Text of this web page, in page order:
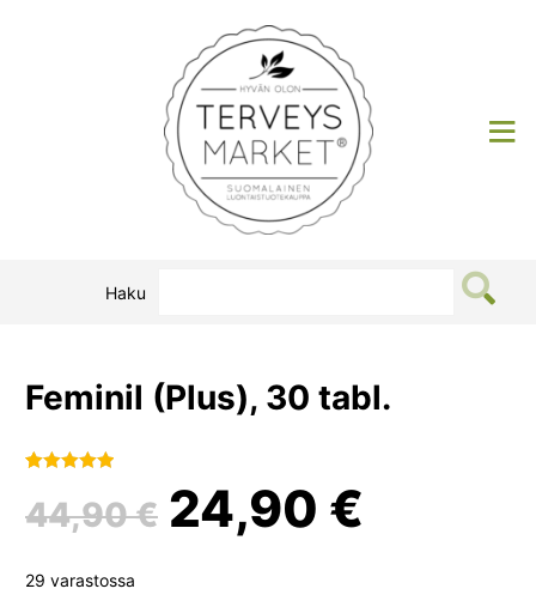
Terveysmarket
Haku
Feminil (Plus), 30 tabl.
5:stä
perustuen
arvotukseen.
44,90€ Alkuperäinen
24,90 €
29 varastossa